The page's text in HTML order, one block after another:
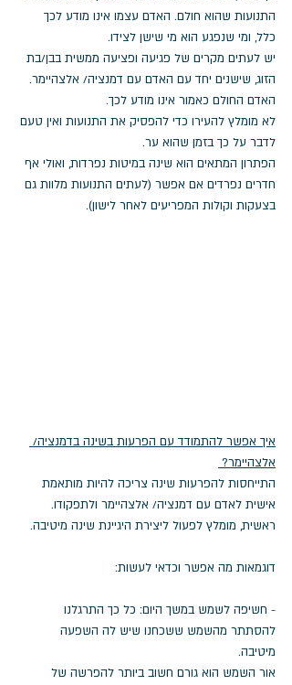
התנועות שהוא חולם. האדם עצמו אינו מודע לכך
כלל, ומי שנפגע הוא מי שישן לצידו.
יש לעתים מקרים של פגיעה ופציעה ממשית בבן/בת
הזוג, שישנים יחד עם האדם עם דמנציה/ אלצהיימר.
האדם החולם כאמור אינו מודע לכך.
לא מומלץ להעירו כדי להפסיק את התנועות ואין טעם
לדבר על כך בזמן שהוא ער.
הפתרון המתאים הוא שינה במיטות נפרדות, ואולי אף
חדרים נפרדים אם אפשר (לעתים התנועות מלוות גם
בצעקות וקולות המפריעים לאחר לישון).
איך אפשר להתמודד עם הפרעות בשינה בדמנציה/
אלצהיימר?
התייחסות להפרעות שינה צריכה להיות מותאמת
אישית לאדם עם דמנציה/ אלצהיימר ולתפקודו.
ראשית, מומלץ לפעול ליצירת היגיינת שינה מיטיבה.
דוגמאות מה אפשר וכדאי לעשות:
- חשיפה לשמש במשך היום: כל כך התרגלנו
להסתתר מהשמש ששכחנו שיש לה השפעה
מיטיבה.
אור השמש הוא גורם חשוב ביותר להפרשה של